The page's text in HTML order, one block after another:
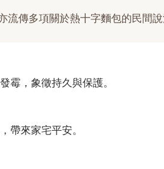
流傳多項關於熱十字麵包的民間
霉，象徵持久與保護。
帶來家宅平安。